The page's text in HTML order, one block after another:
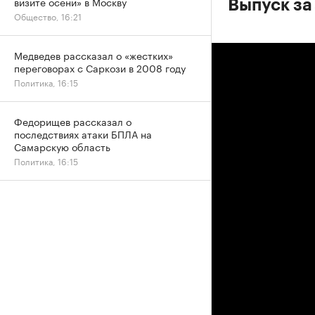
Выпуск
Общество, 16:21
Медведев рассказал о «жестких»
переговорах с Саркози в 2008 году
Политика, 16:15
Федорищев рассказал о
последствиях атаки БПЛА на
Самарскую область
Политика, 16:15